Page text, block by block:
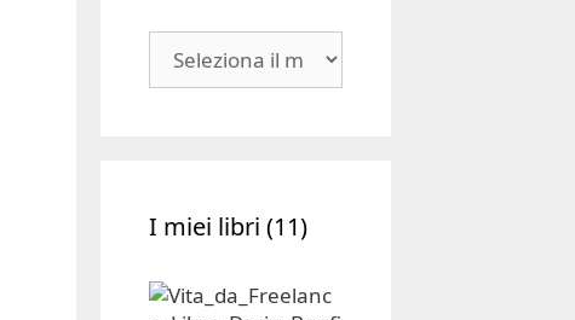
I miei libri (11)